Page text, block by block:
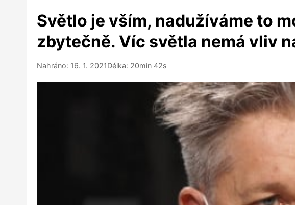
Světlo je vším, nadužíváme to
zbytečně. Víc světla nemá vliv
Nahráno: 16. 1. 2021Délka: 20min 42s